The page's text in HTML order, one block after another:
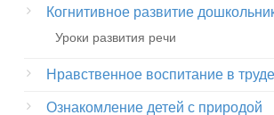
Когнитивное развитие
Уроки развития речи
Нравственное воспитание в труде
Ознакомление детей с природой